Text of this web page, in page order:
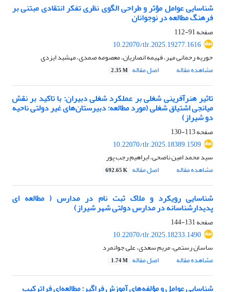
شناسایی عوامل مؤثر و طراحی الگوی نظری تفکر انتقادی مبتنی بر
فرهنگ مطالعه در نوجوانان
صفحه91-112
10.22070/tlr.2025.19277.1616
حوریه رحمانی مهر، فهیمه انصاریان، معصومه صمدی، مهشید ایزدی
مشاهده مقاله
اصل مقاله 2.35 M
تاثیر هنرآفرینی شغلی بر عملکرد شغلی دبیران: با تاکید بر نقش
میانجی اشتیاق شغلی (مورد مطالعه: دبیرستان‌های غیر دولتی ناحیه
دو شیراز)
صفحه113-130
10.22070/tlr.2025.18389.1509
سید محمد امین ناصحی، ابراهیم رجب پور
مشاهده مقاله
اصل مقاله 692.65 K
شناسایی رویکرد و ملاک ثبت نام در مدارس ( مطالعه ای
پدیدارشناسانه در مدارس دولتی شهر شیراز)
صفحه131-144
10.22070/tlr.2025.18233.1490
ساسان رستمی، مریم سعدی، علی جوانمرد
مشاهده مقاله
اصل مقاله 1.74 M
شناسایی عوامل و مؤلفه‌های آموزش فراگیر: مطالعه‌ای فراترکیب